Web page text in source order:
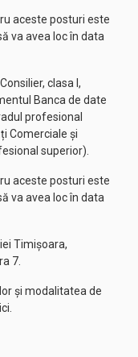
aceste posturi este
va avea loc în data
clasa I,
Banca de date
profesional
Comerciale și
superior).
aceste posturi este
va avea loc în data
Timișoara,
7.
și modalitatea de